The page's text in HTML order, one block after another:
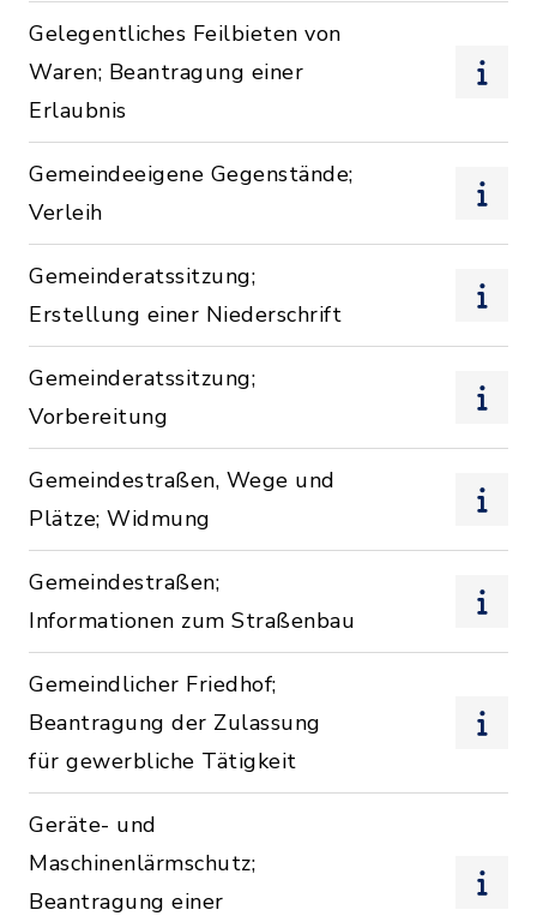
Gelegentliches Feilbieten von
Waren; Beantragung einer
Erlaubnis
Gemeindeeigene Gegenstände;
Verleih
Gemeinderatssitzung;
Erstellung einer Niederschrift
Gemeinderatssitzung;
Vorbereitung
Gemeindestraßen, Wege und
Plätze; Widmung
Gemeindestraßen;
Informationen zum Straßenbau
Gemeindlicher Friedhof;
Beantragung der Zulassung
für gewerbliche Tätigkeit
Geräte- und
Maschinenlärmschutz;
Beantragung einer